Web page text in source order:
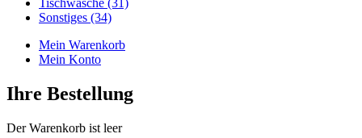
Tischwäsche (31)
Sonstiges (34)
Mein Warenkorb
Mein Konto
Ihre Bestellung
Der Warenkorb ist leer